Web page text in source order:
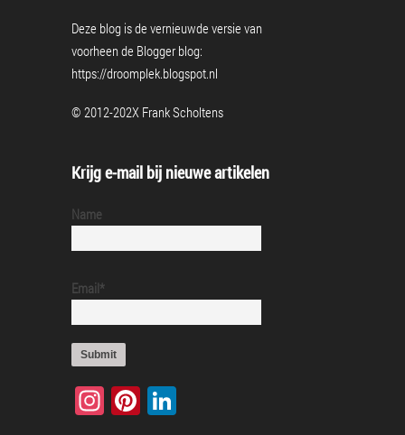
Deze blog is de vernieuwde versie van
voorheen de Blogger blog:
https://droomplek.blogspot.nl
© 2012-202X Frank Scholtens
Krijg e-mail bij nieuwe artikelen
Name
Email*
Instagram
Pinterest